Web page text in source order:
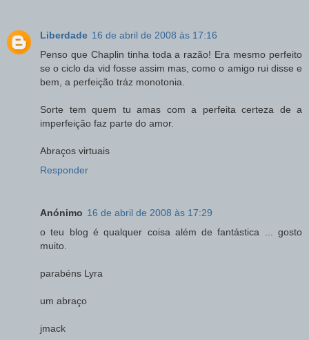
Liberdade 16 de abril de 2008 às 17:16
Penso que Chaplin tinha toda a razão! Era mesmo perfeito
se o ciclo da vid fosse assim mas, como o amigo rui disse e
bem, a perfeição tráz monotonia.
Sorte tem quem tu amas com a perfeita certeza de a
imperfeição faz parte do amor.
Abraços virtuais
Responder
Anónimo 16 de abril de 2008 às 17:29
o teu blog é qualquer coisa além de fantástica ... gosto
muito.
parabéns Lyra
um abraço
jmack